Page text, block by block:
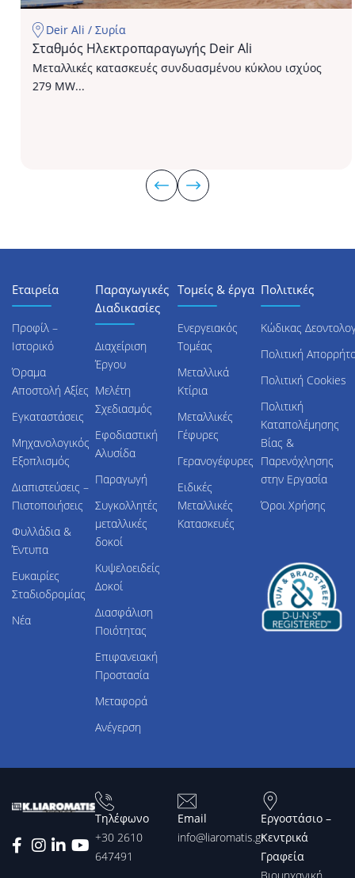
Deir Ali / Συρία
Σταθμός Ηλεκτροπαραγωγής Deir Ali
Μεταλλικές κατασκευές συνδυασμένου κύκλου ισχύος
279 MW...
Εταιρεία
Προφίλ –
Ιστορικό
Όραμα
Αποστολή Αξίες
Εγκαταστάσεις
Μηχανολογικός
Εξοπλισμός
Διαπιστεύσεις –
Πιστοποιήσεις
Φυλλάδια &
Έντυπα
Ευκαιρίες
Σταδιοδρομίας
Νέα
Παραγωγικές
Διαδικασίες
Διαχείριση
Έργου
Μελέτη
Σχεδιασμός
Εφοδιαστική
Αλυσίδα
Παραγωγή
Συγκολλητές
μεταλλικές
δοκοί
Κυψελοειδείς
Δοκοί
Διασφάλιση
Ποιότητας
Επιφανειακή
Προστασία
Μεταφορά
Ανέγερση
Τομείς & έργα
Ενεργειακός
Τομέας
Μεταλλικά
Κτίρια
Μεταλλικές
Γέφυρες
Γερανογέφυρες
Ειδικές
Μεταλλικές
Κατασκευές
Πολιτικές
Κώδικας
Πολιτική
Πολιτική Cookies
Πολιτική
Καταπολέμησης
Βίας &
Παρενόχλησης
στην Εργασία
Όροι Χρήσης
Τηλέφωνο
+30 2610
647491
Email
info@liaromatis.gr
Εργοστάσιο –
Κεντρικά
Γραφεία